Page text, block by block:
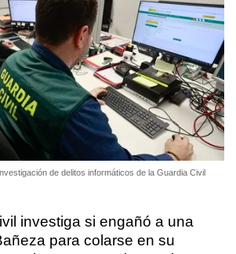
de delitos informáticos de la Guardia Civil
investiga si engañó a una
para colarse en su